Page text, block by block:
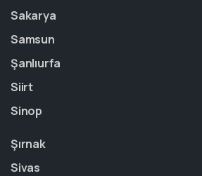
Sakarya
Samsun
Şanlıurfa
Siirt
Sinop
Şırnak
Sivas